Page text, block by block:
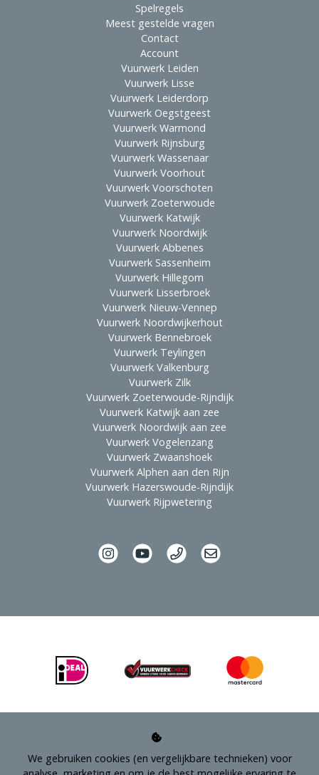
We gebruiken cookies (en vergelijkbare technieken) voor
Spelregels
Meest gestelde vragen
Contact
Account
Vuurwerk Leiden
Vuurwerk Lisse
Vuurwerk Leiderdorp
Vuurwerk Oegstgeest
Vuurwerk Warmond
Vuurwerk Rijnsburg
Vuurwerk Wassenaar
Vuurwerk Voorhout
Vuurwerk Voorschoten
Vuurwerk Zoeterwoude
Vuurwerk Katwijk
Vuurwerk Noordwijk
Vuurwerk Abbenes
Vuurwerk Sassenheim
Vuurwerk Hillegom
Vuurwerk Lisserbroek
Vuurwerk Nieuw-Vennep
Vuurwerk Noordwijkerhout
Vuurwerk Bennebroek
Vuurwerk Teylingen
Vuurwerk Valkenburg
Vuurwerk Zilk
Vuurwerk Zoeterwoude-Rijndijk
Vuurwerk Katwijk aan zee
Vuurwerk Noordwijk aan zee
Vuurwerk Vogelenzang
Vuurwerk Zwaanshoek
Vuurwerk Alphen aan den Rijn
Vuurwerk Hazerswoude-Rijndijk
Vuurwerk Rijpwetering